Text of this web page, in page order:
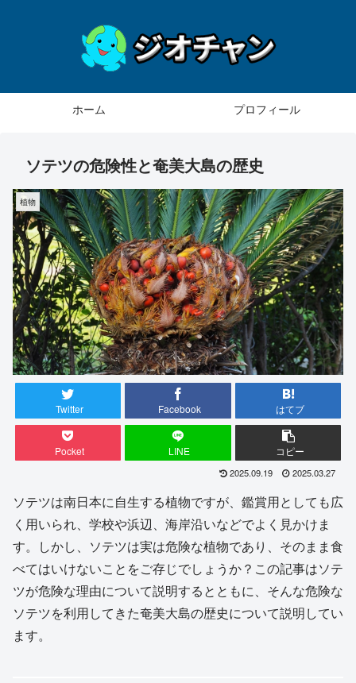
ホーム プロフィール
ソテツの危険性と奄美大島の歴史
植物
Twitter Facebook はてブ
Pocket LINE コピー
2025.09.19 2025.03.27
ソテツは南日本に自生する植物ですが、鑑賞用としても広
く用いられ、学校や浜辺、海岸沿いなどでよく見かけま
す。しかし、ソテツは実は危険な植物であり、そのまま食
べてはいけないことをご存じでしょうか？この記事はソテ
ツが危険な理由について説明するとともに、そんな危険な
ソテツを利用してきた奄美大島の歴史について説明してい
ます。